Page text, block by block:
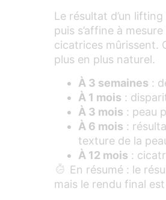
Le résultat d’un
puis s’affine à
cicatrices mûrissent.
plus en plus naturel.
À 3 semaines :
À 1 mois :
À 3 mois : peau
À 6 mois :
texture de la
À 12 mois :
En résumé : le
mais le rendu final